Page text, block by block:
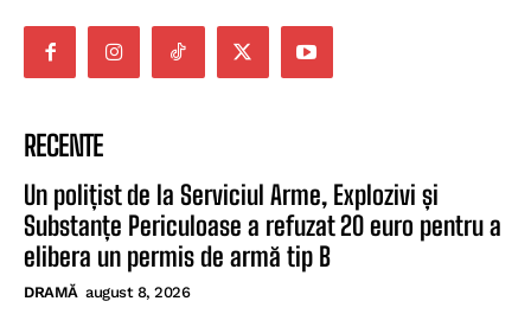
RECENTE
Un polițist de la Serviciul Arme, Explozivi și
Substanțe Periculoase a refuzat 20 euro pentru a
elibera un permis de armă tip B
DRAMĂ august 8, 2026